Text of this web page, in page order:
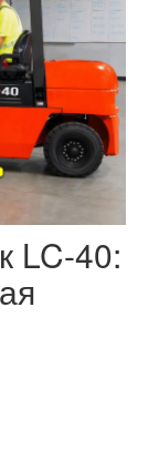
LC-40: